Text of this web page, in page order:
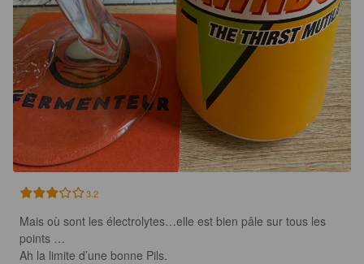
3.2
Mais où sont les électrolytes…elle est bien pâle sur tous les
points …
Ah la limite d’une bonne Pils.